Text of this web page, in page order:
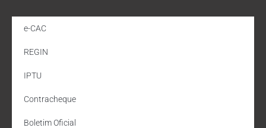
e-CAC
REGIN
IPTU
Contracheque
Boletim Oficial